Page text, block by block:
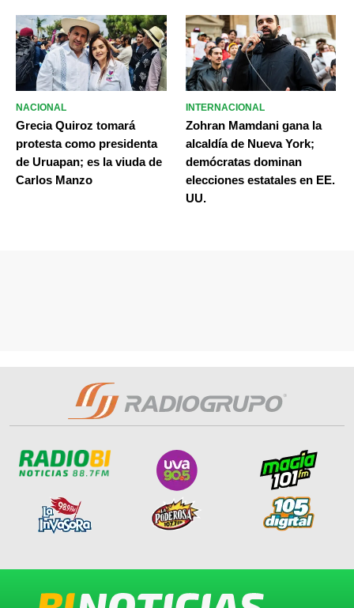
NACIONAL
Grecia Quiroz tomará
protesta como presidenta
de Uruapan; es la viuda de
Carlos Manzo
INTERNACIONAL
Zohran Mamdani gana la
alcaldía de Nueva York;
demócratas dominan
elecciones estatales en EE.
UU.